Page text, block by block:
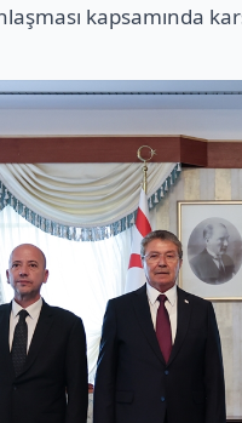
kapsamında